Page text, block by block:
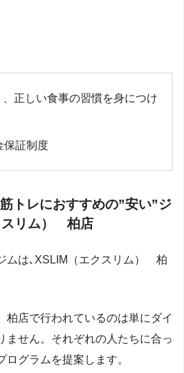
正しい食事の習慣を身につけ
保証制度
トレにおすすめの”安い”ジ
リム） 柏店
ムは､XSLIM（エクスリム） 柏
店で行われているのは単にダイ
ません。それぞれの人たちに合っ
グラムを提案します。